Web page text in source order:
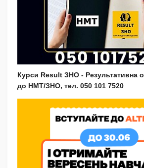
Курси Result ЗНО - Результативна
до НМТ/ЗНО, тел. 050 101 7520